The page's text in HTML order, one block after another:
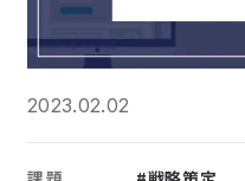
2023.02.02